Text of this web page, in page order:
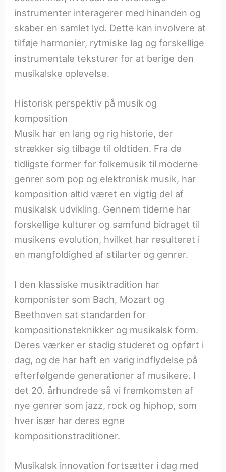
instrumenter interagerer med hinanden og
skaber en samlet lyd. Dette kan involvere at
tilføje harmonier, rytmiske lag og forskellige
instrumentale teksturer for at berige den
musikalske oplevelse.
Historisk perspektiv på musik og
komposition
Musik har en lang og rig historie, der
strækker sig tilbage til oldtiden. Fra de
tidligste former for folkemusik til moderne
genrer som pop og elektronisk musik, har
komposition altid været en vigtig del af
musikalsk udvikling. Gennem tiderne har
forskellige kulturer og samfund bidraget til
musikens evolution, hvilket har resulteret i
en mangfoldighed af stilarter og genrer.
I den klassiske musiktradition har
komponister som Bach, Mozart og
Beethoven sat standarden for
kompositionsteknikker og musikalsk form.
Deres værker er stadig studeret og opført i
dag, og de har haft en varig indflydelse på
efterfølgende generationer af musikere. I
det 20. århundrede så vi fremkomsten af
nye genrer som jazz, rock og hiphop, som
hver især har deres egne
kompositionstraditioner.
Musikalsk innovation fortsætter i dag med